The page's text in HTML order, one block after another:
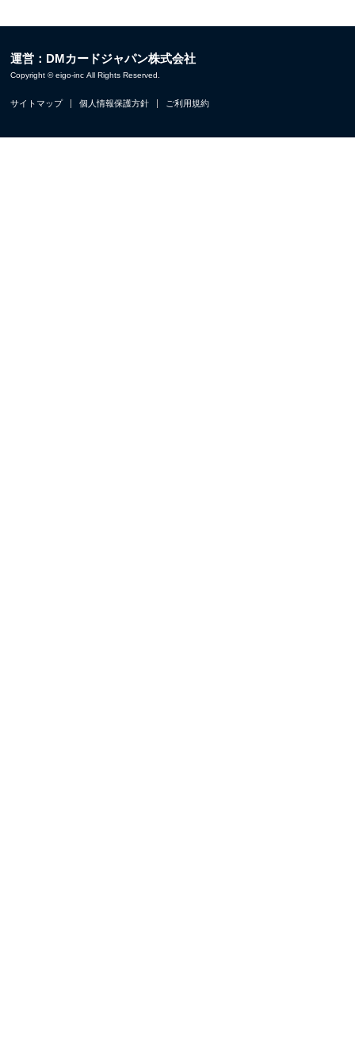
運営：DMカードジャパン株式会社
Copyright © eigo-inc All Rights Reserved.
サイトマップ 個人情報保護方針 ご利用規約